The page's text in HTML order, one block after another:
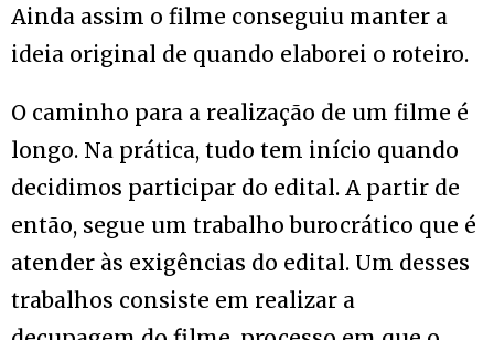
Ainda assim o filme conseguiu manter a
ideia original de quando elaborei o roteiro.
O caminho para a realização de um filme é
longo. Na prática, tudo tem início quando
decidimos participar do edital. A partir de
então, segue um trabalho burocrático que é
atender às exigências do edital. Um desses
trabalhos consiste em realizar a